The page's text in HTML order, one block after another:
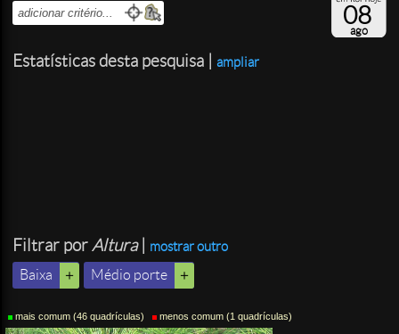
Estatísticas desta pesquisa | ampliar
Filtrar porAltura|
mostrar outro
Baixa
Médio porte
08
ago
mais comum (46 quadrículas) menos comum (1 quadrículas)